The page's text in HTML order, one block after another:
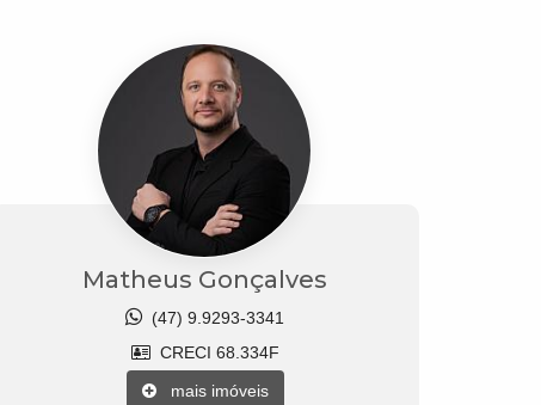
Matheus Gonçalves
(47) 9.9293-3341
CRECI 68.334F
mais imóveis